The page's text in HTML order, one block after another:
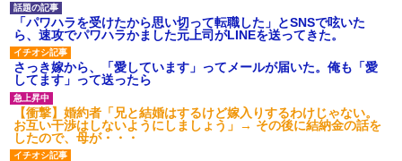
「パワハラを受けたから思い切って転職した」とSNSで呟いた
ら、速攻でパワハラかました元上司がLINEを送ってきた。
さっき嫁から、「愛しています」ってメールが届いた。俺も「愛
してます」って送ったら
【衝撃】婚約者「兄と結婚はするけど嫁入りするわけじゃない。
お互い干渉はしないようにしましょう」→ その後に結納金の話を
したので、母が・・・